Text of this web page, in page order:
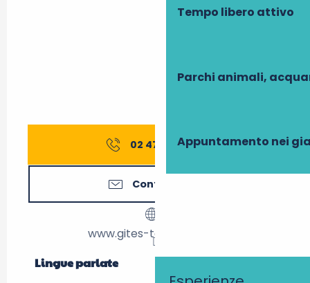
Tempo libero attivo
Parchi animali,
Appuntamento nei
02 47 27 56▒▒
Contattateci
www.gites-touraine.com
Lingue parlate
Lingue parlate